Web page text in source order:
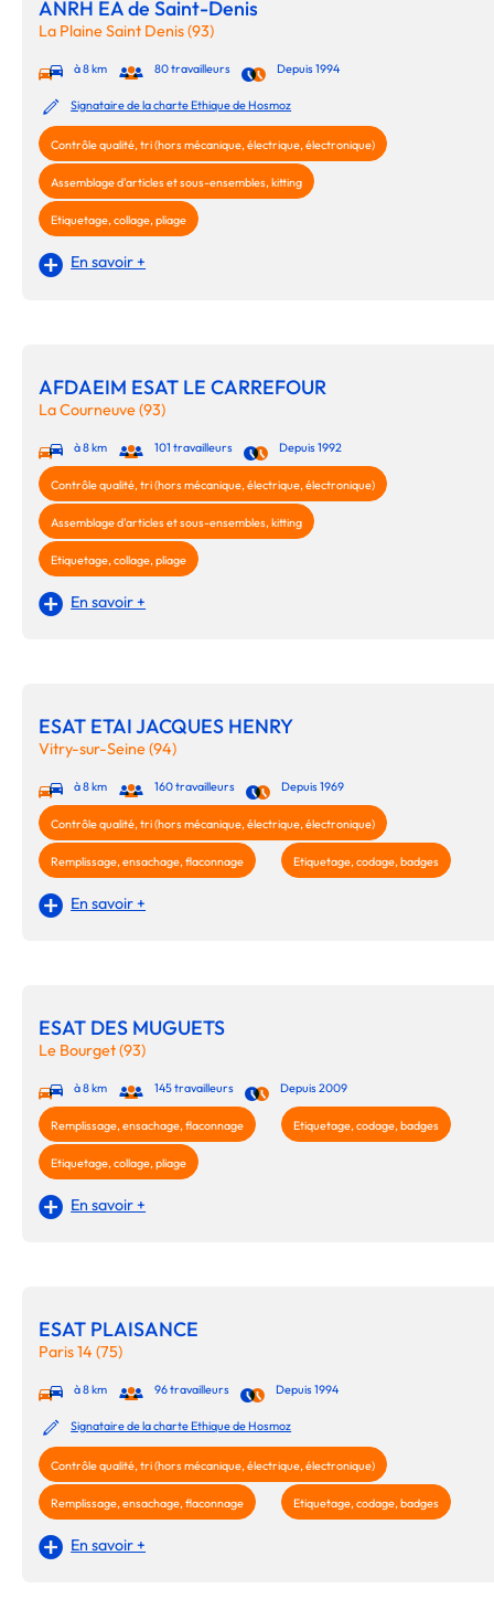
ANRH EA de Saint-Denis
La Plaine Saint Denis (93)
à 8 km 80 travailleurs Depuis 1994
Signataire de la charte Ethique de Hosmoz
Contrôle qualité, tri (hors mécanique, électrique, électronique)
Assemblage d'articles et sous-ensembles, kitting
Etiquetage, collage, pliage
En savoir +
AFDAEIM ESAT LE CARREFOUR
La Courneuve (93)
à 8 km 101 travailleurs Depuis 1992
Contrôle qualité, tri (hors mécanique, électrique, électronique)
Assemblage d'articles et sous-ensembles, kitting
Etiquetage, collage, pliage
En savoir +
ESAT ETAI JACQUES HENRY
Vitry-sur-Seine (94)
à 8 km 160 travailleurs Depuis 1969
Contrôle qualité, tri (hors mécanique, électrique, électronique)
Remplissage, ensachage, flaconnage Etiquetage, codage, badges
En savoir +
ESAT DES MUGUETS
Le Bourget (93)
à 8 km 145 travailleurs Depuis 2009
Remplissage, ensachage, flaconnage Etiquetage, codage, badges
Etiquetage, collage, pliage
En savoir +
ESAT PLAISANCE
Paris 14 (75)
à 8 km 96 travailleurs Depuis 1994
Signataire de la charte Ethique de Hosmoz
Contrôle qualité, tri (hors mécanique, électrique, électronique)
Remplissage, ensachage, flaconnage Etiquetage, codage, badges
En savoir +